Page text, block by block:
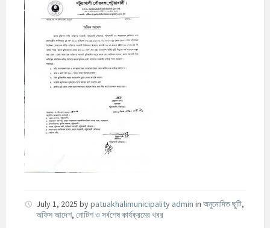
July 1, 2025 bypatuakhalimunicipality admin in অনুমোদিত ছুটি,
অফিস আদেশ, নোটিশ ও সর্বশেষ কার্যক্রমের খবর